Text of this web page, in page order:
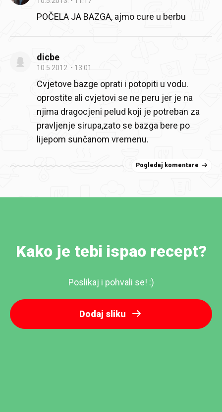
POČELA JA BAZGA, ajmo cure u berbu
dicbe
10.5.2012. 13:01
Cvjetove bazge oprati i potopiti u vodu.
oprostite ali cvjetovi se ne peru jer je na
njima dragocjeni pelud koji je potreban za
pravljenje sirupa,zato se bazga bere po
lijepom sunčanom vremenu.
Pogledaj komentare
Kako je tebi ispao recept?
Poslikaj i pohvali se! :)
Dodaj sliku